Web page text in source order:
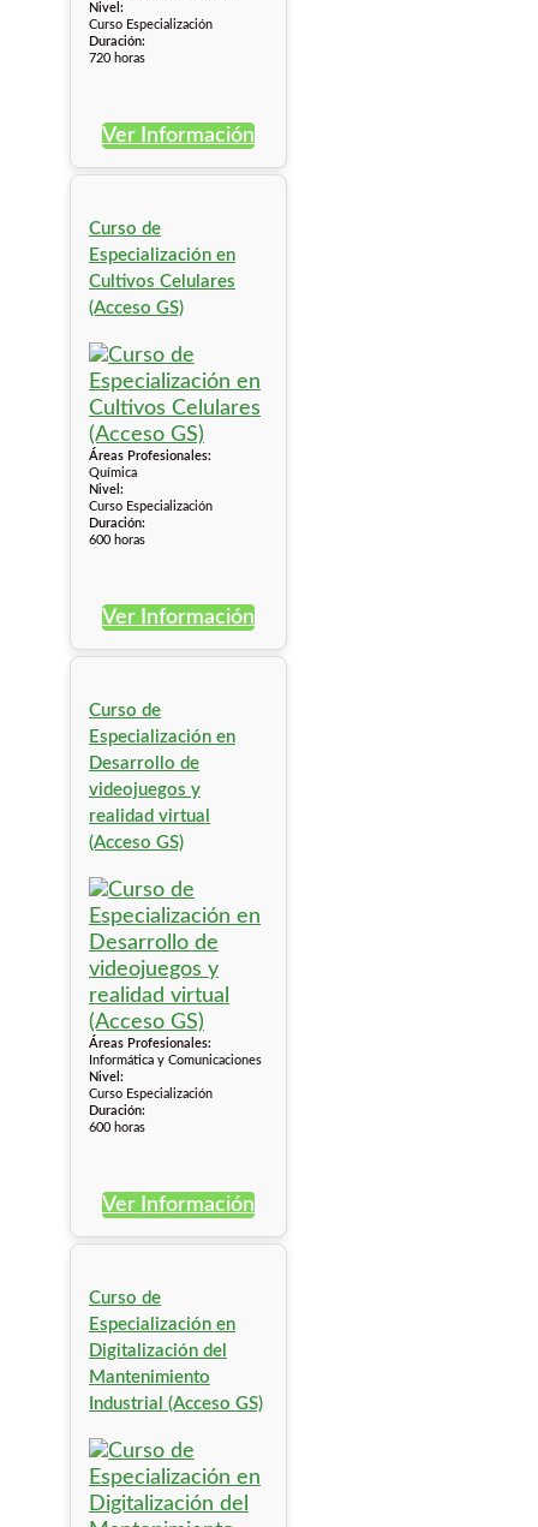
Nivel:
Curso Especialización
Duración:
720 horas
Ver Información
Curso de
Especialización en
Cultivos Celulares
(Acceso GS)
Áreas Profesionales:
Química
Nivel:
Curso Especialización
Duración:
600 horas
Ver Información
Curso de
Especialización en
Desarrollo de
videojuegos y
realidad virtual
(Acceso GS)
Áreas Profesionales:
Informática y Comunicaciones
Nivel:
Curso Especialización
Duración:
600 horas
Ver Información
Curso de
Especialización en
Digitalización del
Mantenimiento
Industrial (Acceso GS)